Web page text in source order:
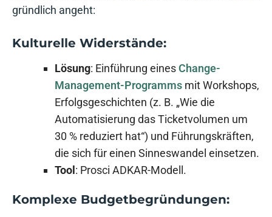
gründlich angeht:
Kulturelle Widerstände:
Lösung: Einführung einesChange-
Management-Programms mit Workshops,
Erfolgsgeschichten (z. B. „Wie die
Automatisierung das Ticketvolumen um
30 % reduziert hat“) und Führungskräften,
die sich für einen Sinneswandel einsetzen.
Tool : Prosci ADKAR-Modell.
Komplexe Budgetbegründungen: